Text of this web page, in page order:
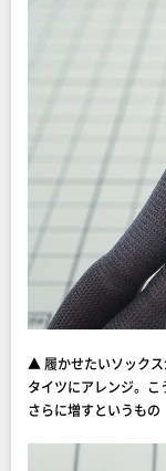
▲ 履かせたいソック
タイツにアレンジ。
さらに増すというもの